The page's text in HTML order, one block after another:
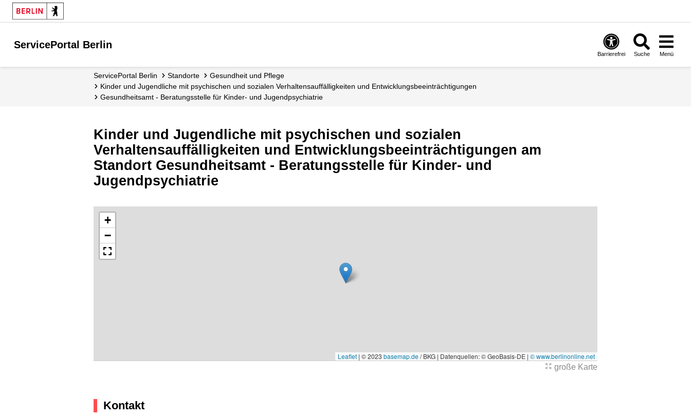
ServicePortal Berlin
Barrierefrei Suche Menü
ServicePortal Berlin Standorte
Gesundheit und Pflege
Kinder und Jugendliche mit psychischen und sozialen Verhaltensauffälligkeiten und Entwicklungsbeeinträchtigungen
Gesundheitsamt - Beratungsstelle für Kinder- und Jugendpsychiatrie
Kinder und Jugendliche mit psychischen und sozialen
Verhaltensauffälligkeiten und Entwicklungsbeeinträchtigungen am
Standort Gesundheitsamt - Beratungsstelle für Kinder- und
Jugendpsychiatrie
+
−
Leaflet | © 2023 basemap.de/ BKG | Datenquellen: © GeoBasis-DE | © www.berlinonline.net
große Karte
Kontakt